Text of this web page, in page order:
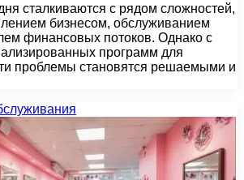
сталкиваются с рядом сложностей,
бизнесом, обслуживанием
финансовых потоков. Однако с
программ для
проблемы становятся решаемыми и